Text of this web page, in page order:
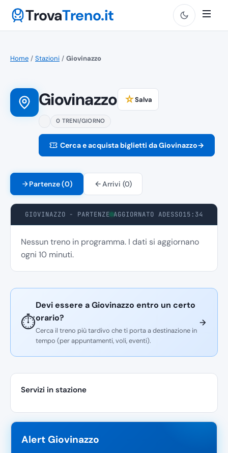
TrovaTreno.it
Home / Stazioni / Giovinazzo
Giovinazzo ☆Salva
0 TRENI/GIORNO
Cerca e acquista biglietti da Giovinazzo→
Partenze (0) Arrivi (0)
GIOVINAZZO - PARTENZE AGGIORNATO ADESSO15:34
Nessun treno in programma. I dati si aggiornano
ogni 10 minuti.
⏱️
Devi essere a Giovinazzo entro un certo
orario?
Cerca il treno più tardivo che ti porta a destinazione in
tempo (per appuntamenti, voli, eventi).
Servizi in stazione
Alert Giovinazzo